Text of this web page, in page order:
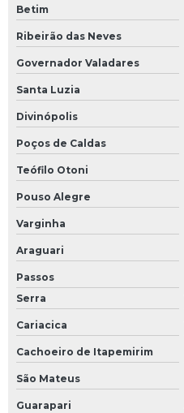
Betim
Ribeirão das Neves
Governador Valadares
Santa Luzia
Divinópolis
Poços de Caldas
Teófilo Otoni
Pouso Alegre
Varginha
Araguari
Passos
Serra
Cariacica
Cachoeiro de Itapemirim
São Mateus
Guarapari